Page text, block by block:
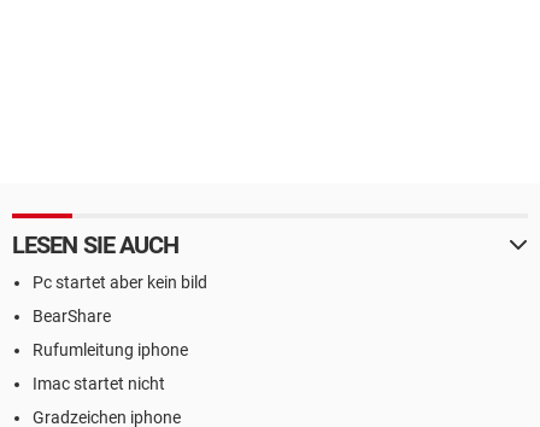
LESEN SIE AUCH
Pc startet aber kein bild
BearShare
Rufumleitung iphone
Imac startet nicht
Gradzeichen iphone